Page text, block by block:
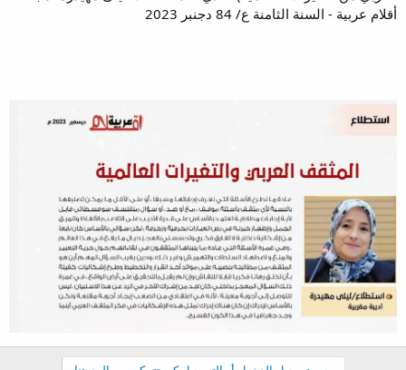
أقلام عربية - السنة الثامنة ع/ 84 دجنبر 2023